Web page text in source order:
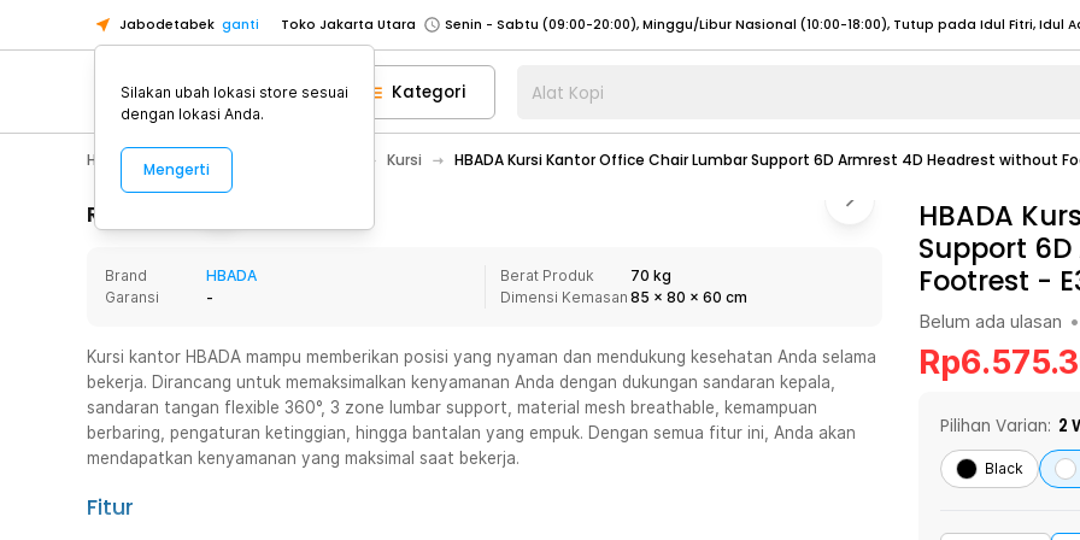
Jabodetabek ganti Toko Jakarta Utara
Toko Tangerang
Toko Cikupa
Pick n Go Jakarta Barat
Senin - Jumat (07:00 - 20:00), Sabtu - Minggu (08:00 - 20:00), Tutup pada Idul Fitri
Pick n Go Bekasi
Senin - Jumat (08:00 - 20:00), Sabtu - Minggu/ Libur Nasional (08:00 - 17:00) Selengkapnya
Senin - Jumat (08:00 - 20:00), Sabtu - Minggu/ Libur Nasional (08:00 - 17:00) Selengkapnya
Senin - Sabtu (09:00-20:00), Minggu/Libur Nasional (12:00-20:00), Tutup pada Idul Fitri
Senin - Sabtu (09:00-20:00), Minggu/Libur Nasional (12:00-20:00), Tutup pada Idul Fitri
Toko Tangerang
Toko Cikupa
Pick n Go Jakarta Barat
Senin - Jumat (07:00 - 20:00), Sabtu - Minggu (08:00 - 20:00), Tutup pada Idul Fitri
Pick n Go Bekasi
Senin - Jumat (08:00 - 20:00), Sabtu - Minggu/ Libur Nasional (08:00 - 17:00) Selengkapnya
Kategori Alat Kopi
Home Appliance Kursi HBADA Kursi Kantor Office Chair Lumbar Support 6D Armrest 4D Headrest without
Rincian Produk
Brand
HBADA
Garansi
-
Berat Produk
70 kg
Dimensi Kemasan 85 x 80 x 60 cm
Kursi kantor HBADA mampu memberikan posisi yang nyaman dan mendukung kesehatan Anda selama
bekerja. Dirancang untuk memaksimalkan kenyamanan Anda dengan dukungan sandaran kepala,
sandaran tangan flexible 360°, 3 zone lumbar support, material mesh breathable, kemampuan
berbaring, pengaturan ketinggian, hingga bantalan yang empuk. Dengan semua fitur ini, Anda akan
mendapatkan kenyamanan yang maksimal saat bekerja.
Fitur
HBADA
Support
Footrest -
Belum ada ulasan •
Rp
Pilihan Varian: 2
Black
Silakan ubah lokasi store sesuai
dengan lokasi Anda.
Mengerti